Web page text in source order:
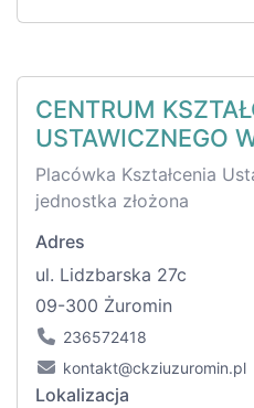
CENTRUM
USTAWICZNEGO
Placówka Kształcenia
jednostka złożona
Adres
ul. Lidzbarska 27c
09-300 Żuromin
236572418
kontakt@ckziuzuromin.pl
Lokalizacja